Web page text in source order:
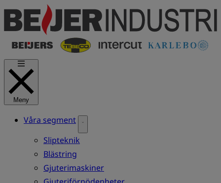
Hoppa
till
huvudinnehåll
Meny
Våra segment
Slipteknik
Blästring
Gjuterimaskiner